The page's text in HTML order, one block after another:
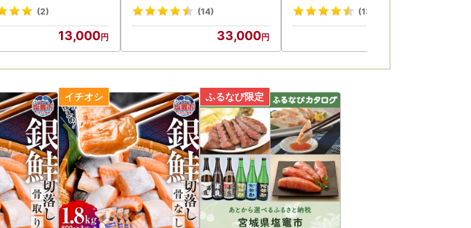
ます。
料化について＞
変更する場合は、【お届け先(配送先)様ご負担】で、送り状記載のお届け先から
加金されることとなりました。
ないか、十分確認してください。
らかじめお知らせください。
(2)
13,000
(14)
33,000
(137)